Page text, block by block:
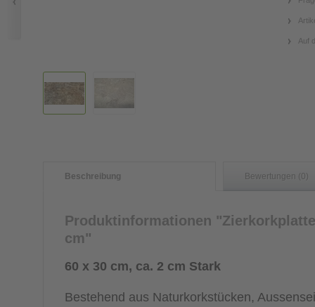
Auf
Beschreibung Bewertungen (0)
Produktinformationen "Zierkorkplatte
cm"
60 x 30 cm, ca. 2 cm Stark
Bestehend aus Naturkorkstücken,